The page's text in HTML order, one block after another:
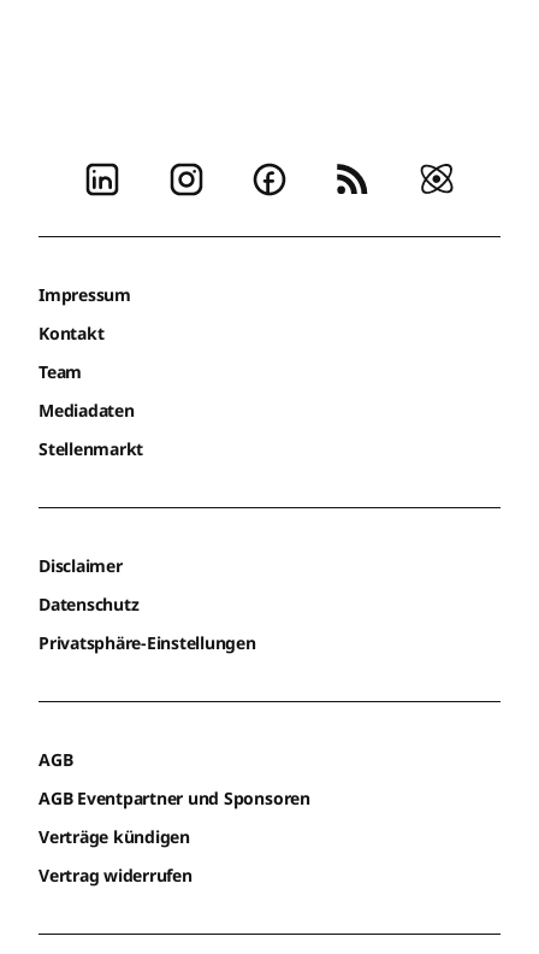
Impressum
Kontakt
Team
Mediadaten
Stellenmarkt
Disclaimer
Datenschutz
Privatsphäre-Einstellungen
AGB
AGB Eventpartner und Sponsoren
Verträge kündigen
Vertrag widerrufen